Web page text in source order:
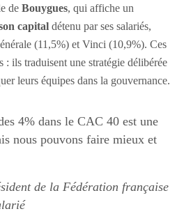
de Bouygues, qui affiche un
capital détenu par ses salariés,
(11,5%) et Vinci (10,9%). Ces
: ils traduisent une stratégie délibérée
leurs équipes dans la gouvernance.
4% dans le CAC 40 est une
nous pouvons faire mieux et
de la Fédération française